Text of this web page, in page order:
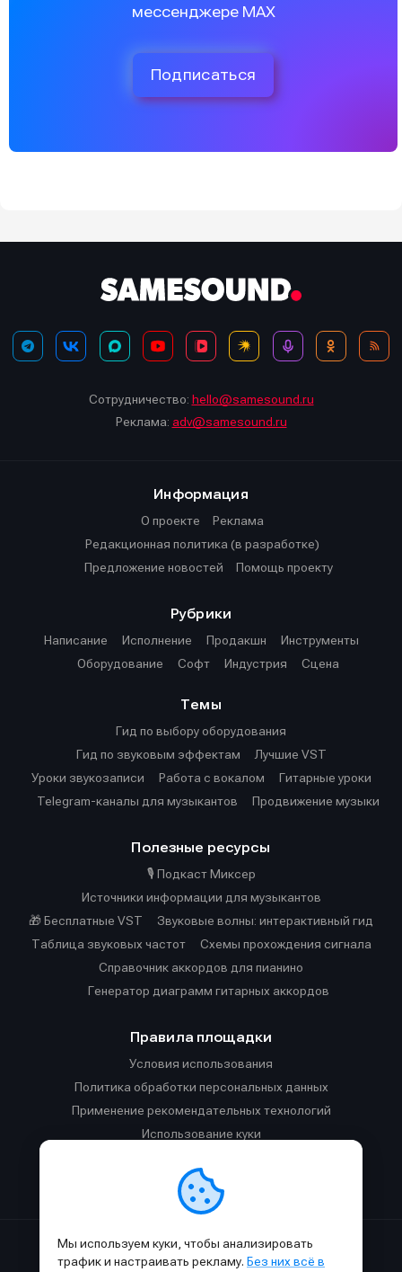
мессенджере MAX
Подписаться
Сотрудничество: hello@samesound.ru
Реклама: adv@samesound.ru
Информация
О проекте
Реклама
Редакционная политика (в разработке)
Предложение новостей
Помощь проекту
Рубрики
Написание
Исполнение Продакшн
Инструменты
Оборудование
Софт Индустрия Сцена
Темы
Гид по выбору оборудования
Гид по звуковым эффектам
Лучшие VST
Уроки звукозаписи
Работа с вокалом
Гитарные уроки
Telegram-каналы для музыкантов
Продвижение музыки
Полезные ресурсы
🎙️ Подкаст Миксер
Источники информации для музыкантов
🎁 Бесплатные VST
Звуковые волны: интерактивный гид
Таблица звуковых частот
Cхемы прохождения сигнала
Справочник аккордов для пианино
Генератор диаграмм гитарных аккордов
Правила площадки
Условия использования
Политика обработки персональных данных
Применение рекомендательных технологий
Использование куки
Правила общения в Телеграм-чате
Сделано с к в SAMESOUND© 2015-2026.
Мы используем куки, чтобы анализировать
трафик и настраивать рекламу. Без них всё в